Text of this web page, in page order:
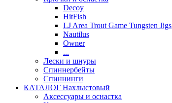
Decoy
HitFish
LJ Area Trout Game Tungsten Jigs
Nautilus
Owner
...
Лески и шнуры
Спиннербейты
Спиннинги
КАТАЛОГ Нахлыстовый
Аксессуары и оснастка